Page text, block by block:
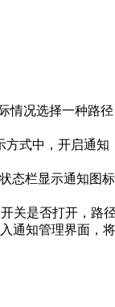
情况选择一种路径
方式中，开启通知
态栏显示通知图标
关是否打开，路
通知管理界面，将